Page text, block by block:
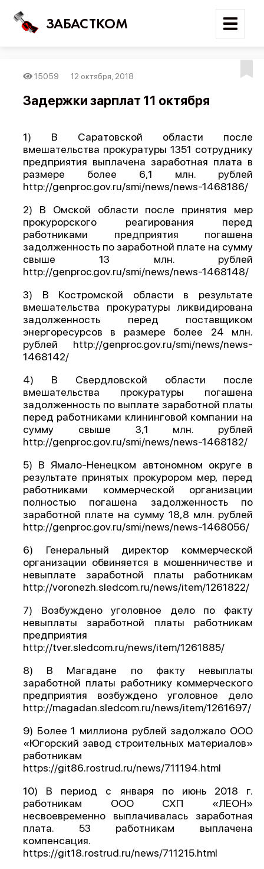
ЗАБАСТКОМ
Новости
Карта событий
Трудовые конфликты
Предложить публикацию
Справочник
О проекте
Политика конфиденциальности
15059 12 октября, 2018
Задержки зарплат 11 октября
1) В Саратовской области после
вмешательства прокуратуры 1351 сотруднику
предприятия выплачена заработная плата в
размере более 6,1 млн. рублей
http://genproc.gov.ru/smi/news/news-1468186/
2) В Омской области после принятия мер
прокурорского реагирования перед
работниками предприятия погашена
задолженность по заработной плате на сумму
свыше 13 млн. рублей
http://genproc.gov.ru/smi/news/news-1468148/
3) В Костромской области в результате
вмешательства прокуратуры ликвидирована
задолженность перед поставщиком
энергоресурсов в размере более 24 млн.
рублей http://genproc.gov.ru/smi/news/news-
1468142/
4) В Свердловской области после
вмешательства прокуратуры погашена
задолженность по выплате заработной платы
перед работниками клининговой компании на
сумму свыше 3,1 млн. рублей
http://genproc.gov.ru/smi/news/news-1468182/
5) В Ямало-Ненецком автономном округе в
результате принятых прокурором мер, перед
работниками коммерческой организации
полностью погашена задолженность по
заработной плате на сумму 18,8 млн. рублей
http://genproc.gov.ru/smi/news/news-1468056/
6) Генеральный директор коммерческой
организации обвиняется в мошенничестве и
невыплате заработной платы работникам
http://voronezh.sledcom.ru/news/item/1261822/
7) Возбуждено уголовное дело по факту
невыплаты заработной платы работникам
предприятия
http://tver.sledcom.ru/news/item/1261885/
8) В Магадане по факту невыплаты
заработной платы работнику коммерческого
предприятия возбуждено уголовное дело
http://magadan.sledcom.ru/news/item/1261697/
9) Более 1 миллиона рублей задолжало ООО
«Югорский завод строительных материалов»
работникам
https://git86.rostrud.ru/news/711194.html
10) В период с января по июнь 2018 г.
работникам ООО СХП «ЛЕОН»
несвоевременно выплачивалась заработная
плата. 53 работникам выплачена
компенсация.
https://git18.rostrud.ru/news/711215.html